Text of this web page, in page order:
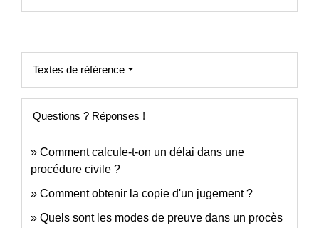
Textes de référence
Questions ? Réponses !
Comment calcule-t-on un délai dans une
procédure civile ?
Comment obtenir la copie d'un jugement ?
Quels sont les modes de preuve dans un procès